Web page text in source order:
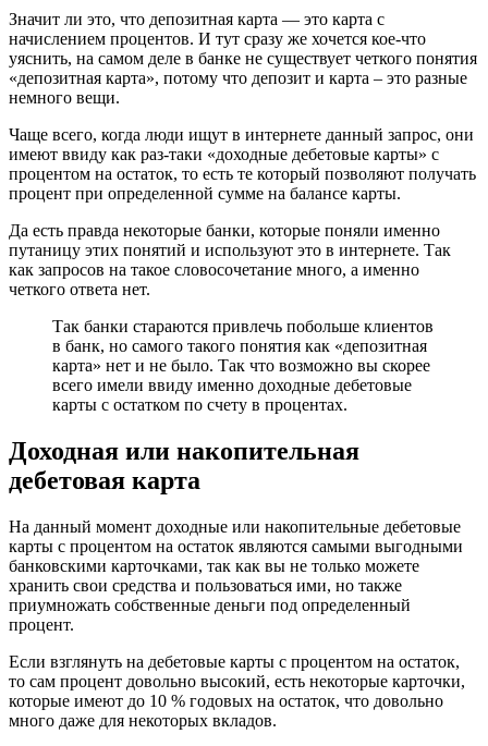
Значит ли это, что депозитная карта — это карта с
начислением процентов. И тут сразу же хочется кое-что
уяснить, на самом деле в банке не существует четкого понятия
«депозитная карта», потому что депозит и карта – это разные
немного вещи.
Чаще всего, когда люди ищут в интернете данный запрос, они
имеют ввиду как раз-таки «доходные дебетовые карты» с
процентом на остаток, то есть те который позволяют получать
процент при определенной сумме на балансе карты.
Да есть правда некоторые банки, которые поняли именно
путаницу этих понятий и используют это в интернете. Так
как запросов на такое словосочетание много, а именно
четкого ответа нет.
Так банки стараются привлечь побольше клиентов
в банк, но самого такого понятия как «депозитная
карта» нет и не было. Так что возможно вы скорее
всего имели ввиду именно доходные дебетовые
карты с остатком по счету в процентах.
Доходная или накопительная
дебетовая карта
На данный момент доходные или накопительные дебетовые
карты с процентом на остаток являются самыми выгодными
банковскими карточками, так как вы не только можете
хранить свои средства и пользоваться ими, но также
приумножать собственные деньги под определенный
процент.
Если взглянуть на дебетовые карты с процентом на остаток,
то сам процент довольно высокий, есть некоторые карточки,
которые имеют до 10 % годовых на остаток, что довольно
много даже для некоторых вкладов.